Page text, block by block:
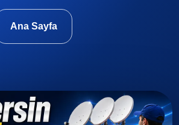
Ana Sayfa